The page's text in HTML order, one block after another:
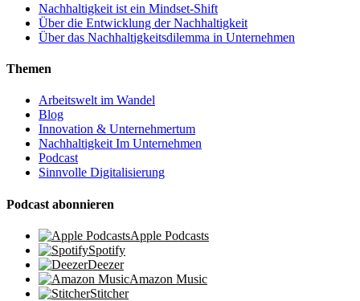
Nachhaltigkeit ist ein Mindset-Shift
Über die Entwicklung der Nachhaltigkeit
Über das Nachhaltigkeitsdilemma in Unternehmen
Themen
Arbeitswelt im Wandel
Blog
Innovation & Unternehmertum
Nachhaltigkeit Im Unternehmen
Podcast
Sinnvolle Digitalisierung
Podcast abonnieren
Apple Podcasts
Spotify
Deezer
Amazon Music
Stitcher